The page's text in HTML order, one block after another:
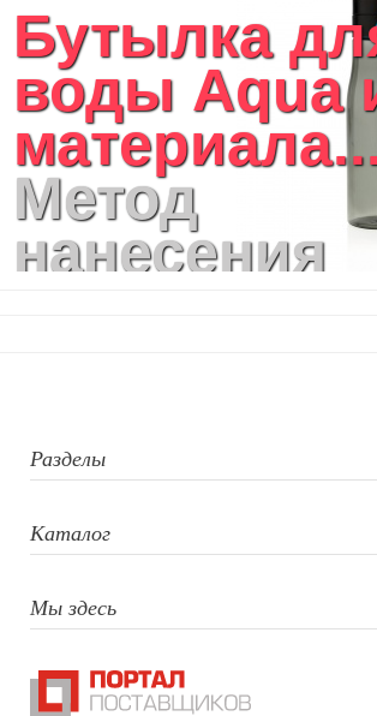
Бутылка
воды Aqua
Метод
нанесения
объемная
наклейка
Разделы
Каталог
Мы здесь